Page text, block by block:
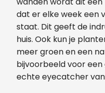
dat er elke week een
staat. Dit geeft de
huis. Ook kun je
meer groen en een
bijvoorbeeld voor
echte eyecatcher